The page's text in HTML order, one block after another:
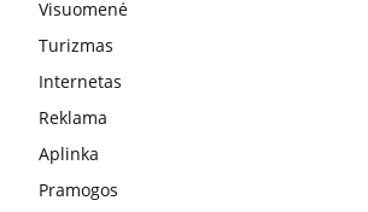
Visuomenė
Turizmas
Internetas
Reklama
Aplinka
Pramogos